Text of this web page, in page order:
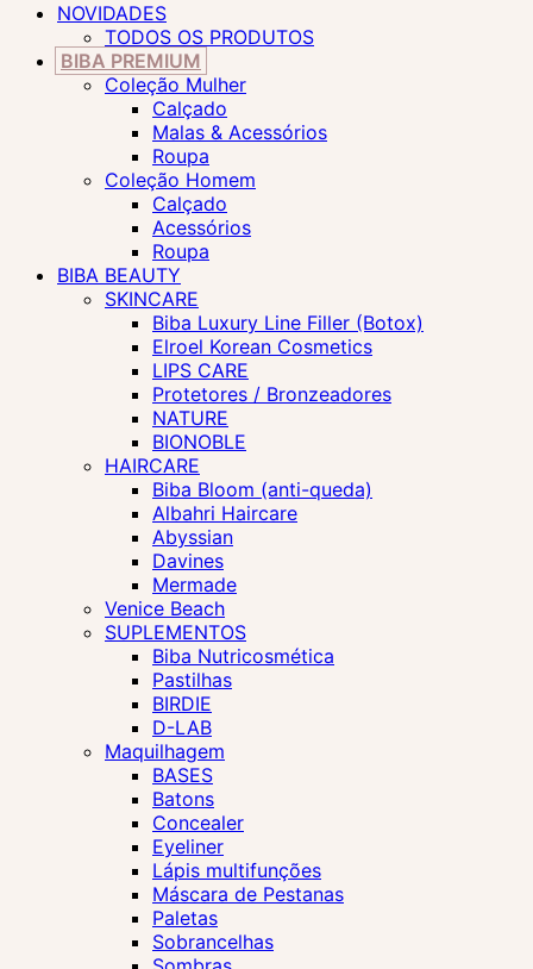
NOVIDADES
TODOS OS PRODUTOS
BIBA PREMIUM
Coleção Mulher
Calçado
Malas & Acessórios
Roupa
Coleção Homem
Calçado
Acessórios
Roupa
BIBA BEAUTY
SKINCARE
Biba Luxury Line Filler (Botox)
Elroel Korean Cosmetics
LIPS CARE
Protetores / Bronzeadores
NATURE
BIONOBLE
HAIRCARE
Biba Bloom (anti-queda)
Albahri Haircare
Abyssian
Davines
Mermade
Venice Beach
SUPLEMENTOS
Biba Nutricosmética
Pastilhas
BIRDIE
D-LAB
Maquilhagem
BASES
Batons
Concealer
Eyeliner
Lápis multifunções
Máscara de Pestanas
Paletas
Sobrancelhas